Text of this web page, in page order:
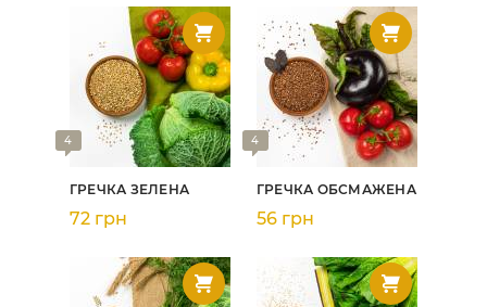
4
ГРЕЧКА ЗЕЛЕНА
72 грн
4
ГРЕЧКА ОБСМАЖЕНА
56 грн